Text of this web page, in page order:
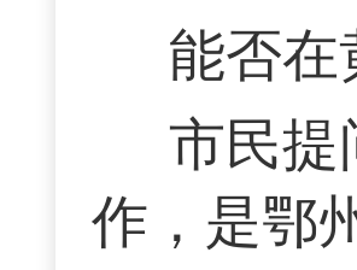
能否在
市民提
作，是鄂